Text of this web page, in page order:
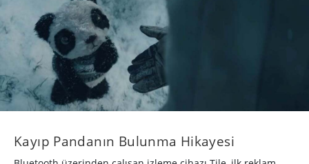
Kayıp Pandanın Bulunma Hikayesi